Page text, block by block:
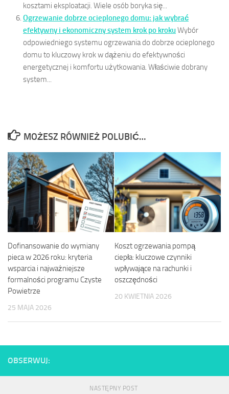
kosztami eksploatacji. Wiele osób boryka się...
Ogrzewanie dobrze ocieplonego domu: jak wybrać
efektywny i ekonomiczny system krok po krokuWybór
odpowiedniego systemu ogrzewania do dobrze ocieplonego
domu to kluczowy krok w dążeniu do efektywności
energetycznej i komfortu użytkowania. Właściwie dobrany
system...
MOŻESZ RÓWNIEŻ POLUBIĆ…
Dofinansowanie do wymiany
pieca w 2026 roku: kryteria
wsparcia i najważniejsze
formalności programu Czyste
Powietrze
25 MAJA 2026
Koszt ogrzewania pompą
ciepła: kluczowe czynniki
wpływające na rachunki i
oszczędności
20 KWIETNIA 2026
OBSERWUJ:
NASTĘPNY POST